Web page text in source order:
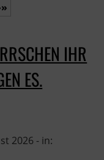
IHR
ES.
2026 - in: